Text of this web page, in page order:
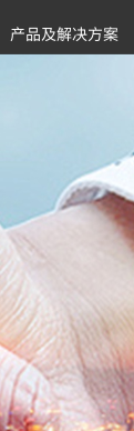
产品及解决方案